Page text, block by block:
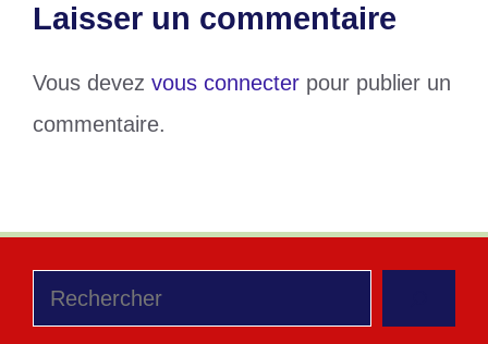
Laisser un commentaire
Vous devez vous connecter pour publier un
commentaire.
Rechercher